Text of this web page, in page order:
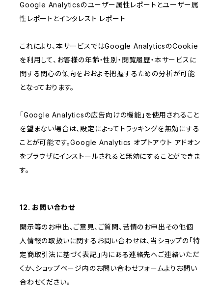
Google Analyticsのユーザー属性レポートとユーザー属
性レポートとインタレスト レポート
これにより、本サービスではGoogle AnalyticsのCookie
を利用して、お客様の年齢・性別・閲覧履歴・本サービスに
関する関心の傾向をおおよそ把握するための分析が可能
となっております。
「Google Analyticsの広告向けの機能」を使用されること
を望まない場合は、設定によってトラッキングを無効にする
ことが可能です。Google Analytics オプトアウト アドオン
をブラウザにインストールされると無効にすることができま
す。
12. お問い合わせ
開示等のお申出、ご意見、ご質問、苦情のお申出その他個
人情報の取扱いに関するお問い合わせは、当ショップの「特
定商取引法に基づく表記」内にある連絡先へご連絡いただ
くか、ショップページ内のお問い合わせフォームよりお問い
合わせください。